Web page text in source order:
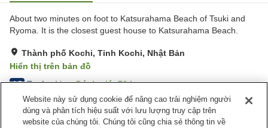
About two minutes on foot to Katsurahama Beach of Tsuki and
Ryoma. It is the closest guest house to Katsurahama Beach.
Thành phố Kochi, Tỉnh Kochi, Nhật Bản
Hiển thị trên bản đồ
4.5 Tuyệt vời Đánh giá:78lượt
Tiện nghi chỗ nghỉ
Website này sử dụng cookie để nâng cao trải nghiệm người
dùng và phân tích hiệu suất với lưu lượng truy cập trên
website của chúng tôi. Chúng tôi cũng chia sẻ thông tin về